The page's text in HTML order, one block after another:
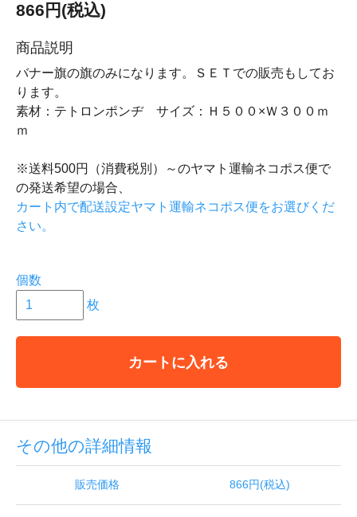
866円(税込)
商品説明
バナー旗の旗のみになります。ＳＥＴでの販売もしてお
ります。
素材：テトロンポンヂ サイズ：Ｈ５００×Ｗ３００ｍ
ｍ
※送料500円（消費税別）～のヤマト運輸ネコポス便で
の発送希望の場合、
カート内で配送設定ヤマト運輸ネコポス便をお選びくだ
さい。
個数
枚
カートに入れる
その他の詳細情報
販売価格 866円(税込)